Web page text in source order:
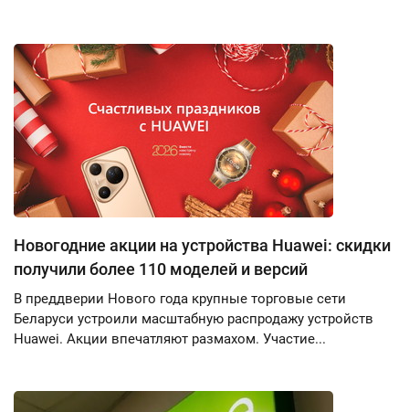
Новогодние акции на устройства Huawei: скидки
получили более 110 моделей и версий
В преддверии Нового года крупные торговые сети
Беларуси устроили масштабную распродажу устройств
Huawei. Акции впечатляют размахом. Участие...